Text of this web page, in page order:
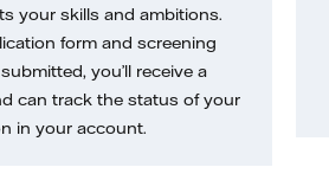
your skills and ambitions.
form and screening
you’ll receive a
can track the status of your
in your account.